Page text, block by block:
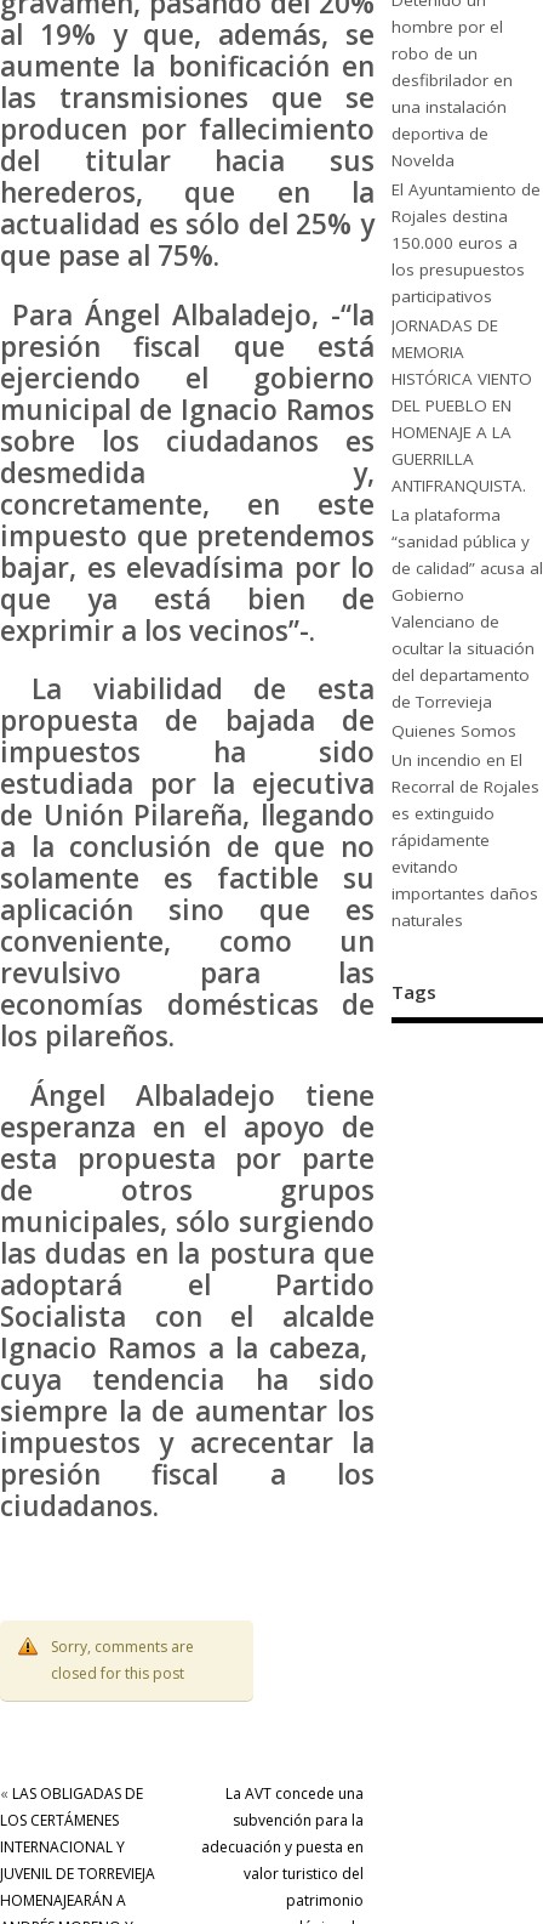
al 19% y que, además, se
aumente la bonificación en
las transmisiones que se
producen por fallecimiento
del titular hacia sus
herederos, que en la
actualidad es sólo del 25% y
que pase al 75%.
Para Ángel Albaladejo, -“la
presión fiscal que está
ejerciendo el gobierno
municipal de Ignacio Ramos
sobre los ciudadanos es
desmedida y,
concretamente, en este
impuesto que pretendemos
bajar, es elevadísima por lo
que ya está bien de
exprimir a los vecinos”-.
La viabilidad de esta
propuesta de bajada de
impuestos ha sido
estudiada por la ejecutiva
de Unión Pilareña, llegando
a la conclusión de que no
solamente es factible su
aplicación sino que es
conveniente, como un
revulsivo para las
economías domésticas de
los pilareños.
Ángel Albaladejo tiene
esperanza en el apoyo de
esta propuesta por parte
de otros grupos
municipales, sólo surgiendo
las dudas en la postura que
adoptará el Partido
Socialista con el alcalde
Ignacio Ramos a la cabeza,
cuya tendencia ha sido
siempre la de aumentar los
impuestos y acrecentar la
presión fiscal a los
ciudadanos.
Sorry, comments are
closed for this post
« LAS OBLIGADAS DE
LOS CERTÁMENES
INTERNACIONAL Y
JUVENIL DE TORREVIEJA
HOMENAJEARÁN A
La AVT concede una
subvención para la
adecuación y puesta en
valor turistico del
patrimonio
hombre por el
robo de un
desfibrilador en
una instalación
deportiva de
Novelda
El Ayuntamiento de
Rojales destina
150.000 euros a
los presupuestos
participativos
JORNADAS DE
MEMORIA
HISTÓRICA VIENTO
DEL PUEBLO EN
HOMENAJE A LA
GUERRILLA
ANTIFRANQUISTA.
La plataforma
“sanidad pública y
de calidad” acusa al
Gobierno
Valenciano de
ocultar la situación
del departamento
de Torrevieja
Quienes Somos
Un incendio en El
Recorral de Rojales
es extinguido
rápidamente
evitando
importantes daños
naturales
Tags